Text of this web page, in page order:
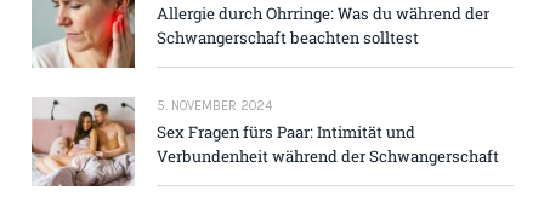
Allergie durch Ohrringe: Was du während der
Schwangerschaft beachten solltest
5. NOVEMBER 2024
Sex Fragen fürs Paar: Intimität und
Verbundenheit während der Schwangerschaft